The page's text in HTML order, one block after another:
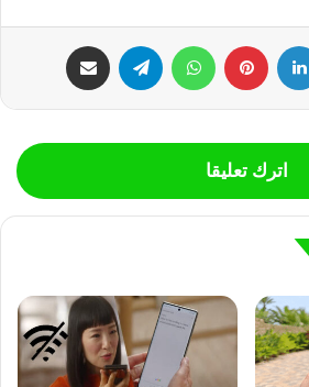
اترك تعليقا